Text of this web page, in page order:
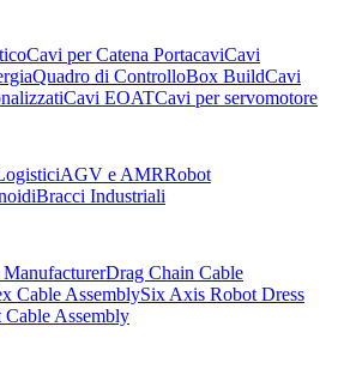
Cavi per Catena PortacaviCavi
Quadro di ControlloBox BuildCavi
Cavi EOATCavi per servomotore
AGV e AMRRobot
Bracci Industriali
Drag Chain Cable
Cable AssemblySix Axis Robot Dress
Assembly